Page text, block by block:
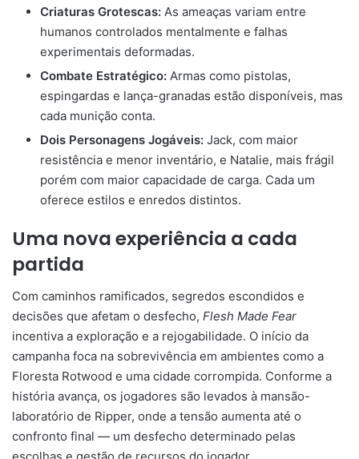
Criaturas Grotescas: As ameaças variam entre
humanos controlados mentalmente e falhas
experimentais deformadas.
Combate Estratégico: Armas como pistolas,
espingardas e lança-granadas estão disponíveis, mas
cada munição conta.
Dois Personagens Jogáveis: Jack, com maior
resistência e menor inventário, e Natalie, mais frágil
porém com maior capacidade de carga. Cada um
oferece estilos e enredos distintos.
Uma nova experiência a cada
partida
Com caminhos ramificados, segredos escondidos e
decisões que afetam o desfecho, Flesh Made Fear
incentiva a exploração e a rejogabilidade. O início da
campanha foca na sobrevivência em ambientes como a
Floresta Rotwood e uma cidade corrompida. Conforme a
história avança, os jogadores são levados à mansão-
laboratório de Ripper, onde a tensão aumenta até o
confronto final — um desfecho determinado pelas